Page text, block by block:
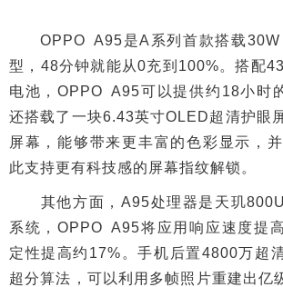
OPPO A95是A系列首款搭载30W
型，48分钟就能从0充到100%。搭配
电池，OPPO A95可以提供约18小时
还搭载了一块6.43英寸OLED超清护眼
屏幕，能够带来更丰富的色彩显示，
此支持更有科技感的屏幕指纹解锁。
其他方面，A95处理器是天玑800U
系统，OPPO A95将应用响应速度提
定性提高约17%。手机后置4800万超
超分算法，可以利用多帧照片重建出亿